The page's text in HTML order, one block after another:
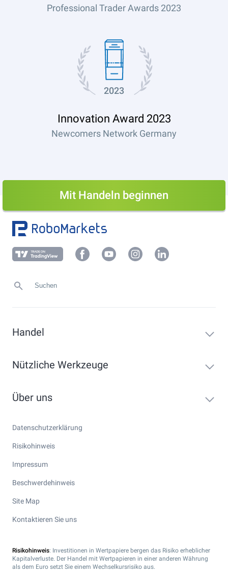
Professional Trader Awards 2023
2023
Innovation Award 2023
Newcomers Network Germany
Mit Handeln beginnen
Handel
Nützliche Werkzeuge
Über uns
Datenschutzerklärung
Risikohinweis
Impressum
Beschwerdehinweis
Site Map
Kontaktieren Sie uns
Risikohinweis: Investitionen in Wertpapiere bergen das Risiko erheblicher
Kapitalverluste. Der Handel mit Wertpapieren in einer anderen Währung
als dem Euro setzt Sie einem Wechselkursrisiko aus.